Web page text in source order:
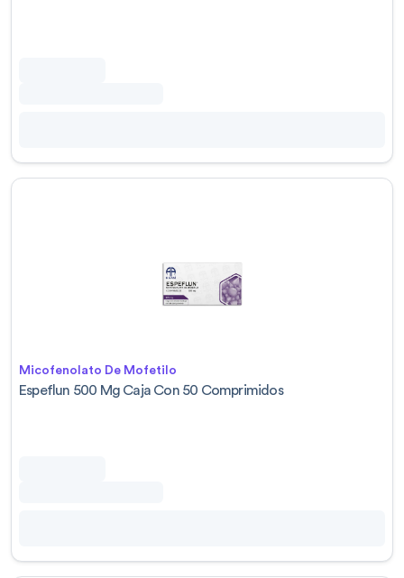
Micofenolato De Mofetilo
Espeflun 500 Mg Caja Con 50 Comprimidos